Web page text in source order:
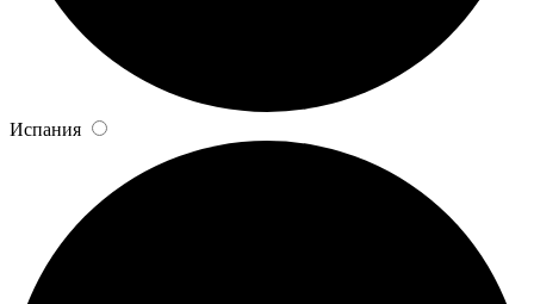
Испания